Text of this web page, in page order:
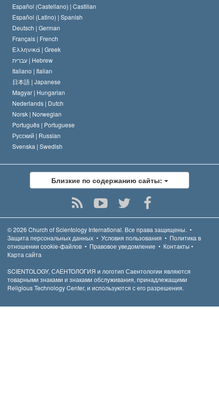
Дэвид Мицкевич
Español (Castellano) | Castilian
Español (Latino) | Spanish
Deutsch | German
Français | French
Ελληνικά | Greek
עברית | Hebrew
Italiano | Italian
日本語 | Japanese
Magyar | Hungarian
Nederlands | Dutch
Norsk | Norwegian
Português | Portuguese
Русский | Russian
Svenska | Swedish
Близкие по содержанию сайты:
© 2026 Church of Scientology International. Все права защищены. •
Защита персональных данных • Условия пользования • Политика в
отношении cookie-файлов • Правовое уведомление • Контакты •
Карта сайта
SCIENTOLOGY, САЕНТОЛОГИЯ и логотип Саентологии являются
товарными знаками и знаками обслуживания, принадлежащими
Religious Technology Center, и используются с его разрешения.